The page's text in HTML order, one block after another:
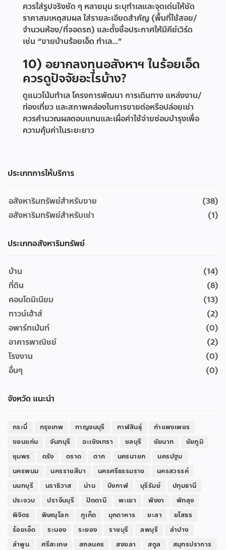
ควรใส่รูปจริงชัด ๆ หลายมุม ระบุทำเลและจุดเด่นให้ชัด
ราคาสมเหตุสมผล ใส่รายละเอียดสำคัญ (พื้นที่ใช้สอย/
จำนวนห้อง/ที่จอดรถ) และตั้งชื่อประกาศให้มีคีย์เวิร์ด
เช่น “ขายบ้านร้อยเอ็ด ทำเล…”
10) อยากลงทุนอสังหาฯ ในร้อยเอ็ด
ควรดูปัจจัยอะไรบ้าง?
ดูแนวโน้มทำเล โครงการพัฒนา การเดินทาง แหล่งงาน/
ท่องเที่ยว และสภาพคล่องในการขายต่อหรือปล่อยเช่า
ควรคำนวณผลตอบแทนและเผื่อค่าใช้จ่ายซ่อมบำรุงเพื่อ
ความคุ้มค่าในระยะยาว
ประเภทการให้บริการ
อสังหาริมทรัพย์สำหรับขาย
(38)
อสังหาริมทรัพย์สำหรับเช่า
(1)
ประเภทอสังหาริมทรัพย์
บ้าน
(14)
ที่ดิน
(8)
คอนโดมิเนียม
(13)
ทาวน์เฮ้าส์
(2)
อพาร์ทเม้นท์
(0)
อาคารพาณิชย์
(2)
โรงงาน
(0)
อื่นๆ
(0)
จังหวัด แนะนำ
กระบี่ กรุงเทพ กาญจนบุรี กาฬสินธุ์
กำแพงเพชร
ขอนแก่น
จันทบุรี ฉะเชิงเทรา ชลบุรี ชัยนาท
ชัยภูมิ
ชุมพร
ตรัง ตราด ตาก นครนายก
นครปฐม
นครพนม
นครราชสีมา นครศรีธรรมราช
นครสวรรค์
นนทบุรี
นราธิวาส น่าน บึงกาฬ บุรีรัมย์
ปทุมธานี
ประจวบ
ปราจีนบุรี ปัตตานี พะเยา พังงา
พัทลุง
พิจิตร
พิษณุโลก ภูเก็ต มุกดาหาร ยะลา
ยโสธร
ร้อยเอ็ด
ระนอง ระยอง ราชบุรี ลพบุรี
ลำปาง
ลำพูน
ศรีสะเกษ สกลนคร สงขลา สตูล
สมุทรปราการ